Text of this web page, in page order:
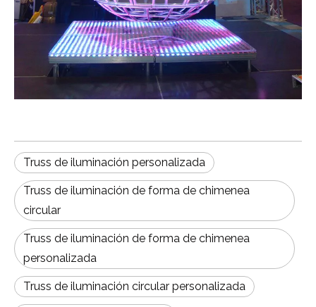
Truss de iluminación personalizada
Truss de iluminación de forma de chimenea
circular
Truss de iluminación de forma de chimenea
personalizada
Truss de iluminación circular personalizada